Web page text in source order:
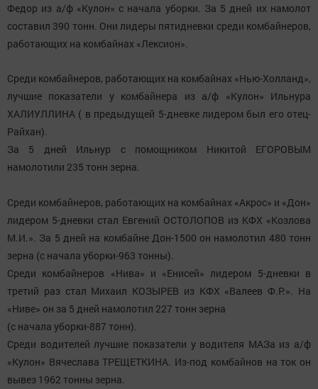
Федор из а/ф «Кулон» с начала уборки. За 5 дней их намолот
составил 390 тонн. Они лидеры пятидневки среди комбайнеров,
работающих на комбайнах «Лексион».
Среди комбайнеров, работающих на комбайнах «Нью-Холланд»,
лучшие показатели у комбайнера из а/ф «Кулон» Ильнура
ХАЛИУЛЛИНА ( в предыдущей 5-дневке лидером был его отец-
Райхан).
За 5 дней Ильнур с помощником Никитой ЕГОРОВЫМ
намолотили 235 тонн зерна.
Среди комбайнеров, работающих на комбайнах «Акрос» и «Дон»
лидером 5-дневки стал Евгений ОСТОЛОПОВ из КФХ «Козлова
М.И.». За 5 дней на комбайне Дон-1500 он намолотил 480 тонн
зерна (с начала уборки-963 тонны).
Среди комбайнеров «Нива» и «Енисей» лидером 5-дневки в
третий раз стал Михаил КОЗЫРЕВ из КФХ «Валеев Ф.Р.». На
«Ниве» он за 5 дней намолотил 227 тонн зерна
(с начала уборки-887 тонн).
Среди водителей лучшие показатели у водителя МАЗа из а/ф
«Кулон» Вячеслава ТРЕЩЕТКИНА. Из-под комбайнов на ток он
вывез 1962 тонны зерна.